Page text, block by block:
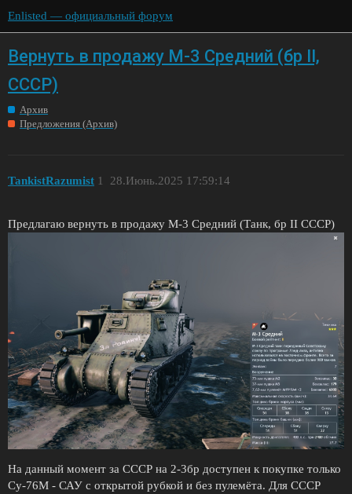
Enlisted — официальный форум
Вернуть в продажу M-3 Средний (бр II,
СССР)
Архив
Предложения (Архив)
TankistRazumist 28.Июнь.2025 17:59:14
1
Предлагаю вернуть в продажу M-3 Средний (Танк, бр II СССР)
На данный момент за СССР на 2-3бр доступен к покупке только
Су-76М - САУ с открытой рубкой и без пулемёта. Для СССР